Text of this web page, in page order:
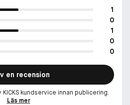
1
0
1
0
0
en recension
kundservice innan publicering.
Läs mer